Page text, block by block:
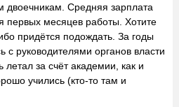
Средняя зарплата
первых месяцев работы. Хотите
придётся подождать. За годы
с руководителями органов власти
летал за счёт академии, как и
учились (кто-то там и